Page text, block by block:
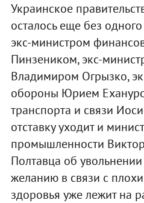
Украинское
осталось еще без
экс-министром
Пинзеником, экс-
Владимиром Огрызко,
обороны Юрием
транспорта и связи
отставку уходит и
промышленности
Полтавца об
желанию в связи с
здоровья уже лежит на